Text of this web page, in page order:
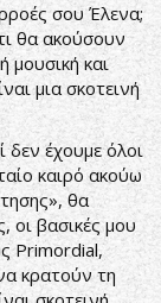
σου Έλενα;
θα ακούσουν
μουσική και
μια σκοτεινή
έχουμε όλοι
καιρό ακούω
θα
οι βασικές μου
Primordial,
κρατούν τη